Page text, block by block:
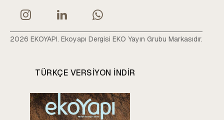
2026 EKOYAPI. Ekoyapı Dergisi EKO Yayın Grubu Markasıdır.
TÜRKÇE VERSIYON INDIR